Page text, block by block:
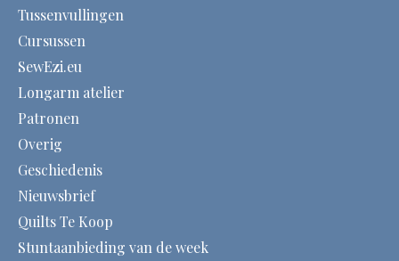
Tussenvullingen
Cursussen
SewEzi.eu
Longarm atelier
Patronen
Overig
Geschiedenis
Nieuwsbrief
Quilts Te Koop
Stuntaanbieding van de week